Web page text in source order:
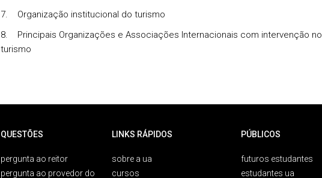
7. Organização institucional do turismo
8. Principais Organizações e Associações Internacionais com intervenção no
turismo
QUESTÕES
pergunta ao reitor
pergunta ao provedor do
LINKS RÁPIDOS
sobre a ua
cursos
PÚBLICOS
futuros estudantes
estudantes ua